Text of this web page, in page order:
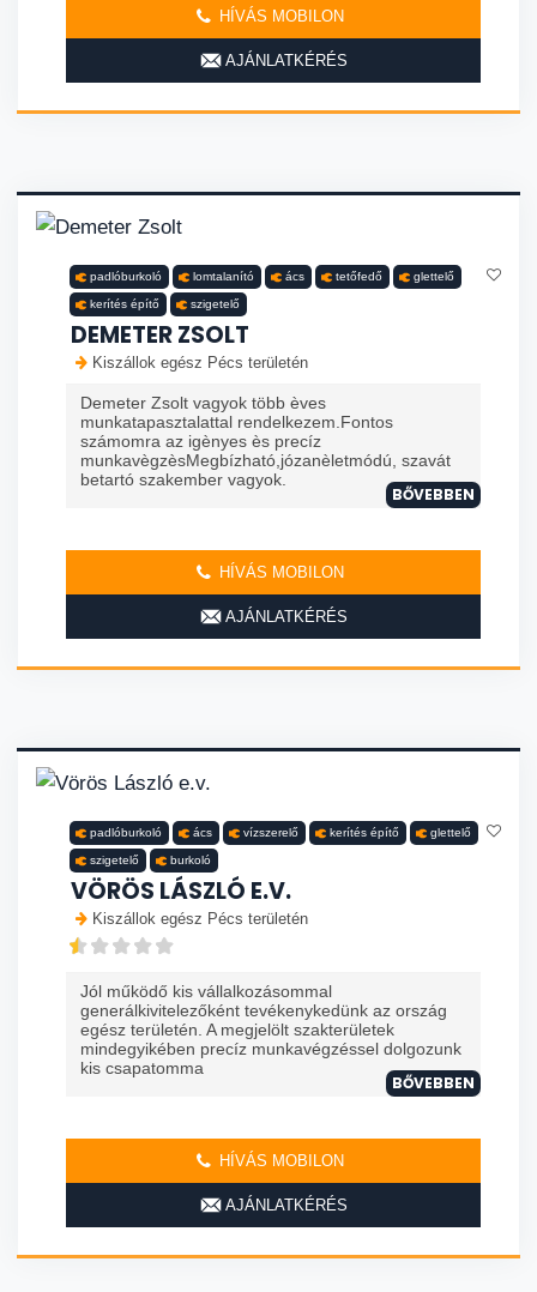
HÍVÁS MOBILON
AJÁNLATKÉRÉS
padlóburkoló lomtalanító ács tetőfedő glettelő
kerítés építő szigetelő
DEMETER ZSOLT
Kiszállok egész Pécs területén
Demeter Zsolt vagyok több èves
munkatapasztalattal rendelkezem.Fontos
számomra az igènyes ès precíz
munkavègzèsMegbízható,józanèletmódú, szavát
betartó szakember vagyok.
BŐVEBBEN
HÍVÁS MOBILON
AJÁNLATKÉRÉS
padlóburkoló ács vízszerelő kerítés építő glettelő
szigetelő burkoló
VÖRÖS LÁSZLÓ E.V.
Kiszállok egész Pécs területén
Jól működő kis vállalkozásommal
generálkivitelezőként tevékenykedünk az ország
egész területén. A megjelölt szakterületek
mindegyikében precíz munkavégzéssel dolgozunk
kis csapatomma
BŐVEBBEN
HÍVÁS MOBILON
AJÁNLATKÉRÉS